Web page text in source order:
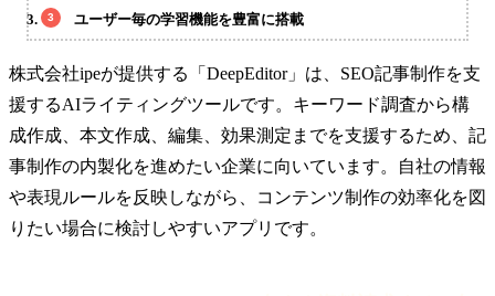
ユーザー毎の学習機能を豊富に搭載
株式会社ipeが提供する「DeepEditor」は、SEO記事制作を支
援するAIライティングツールです。キーワード調査から構
成作成、本文作成、編集、効果測定までを支援するため、記
事制作の内製化を進めたい企業に向いています。自社の情報
や表現ルールを反映しながら、コンテンツ制作の効率化を図
りたい場合に検討しやすいアプリです。